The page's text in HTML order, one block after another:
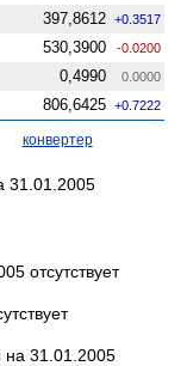
397,8612 +0.3517
530,3900 -0.0200
0,4990 0.0000
806,6425 +0.7222
конвертер
31.01.2005
отсутствует
на 31.01.2005